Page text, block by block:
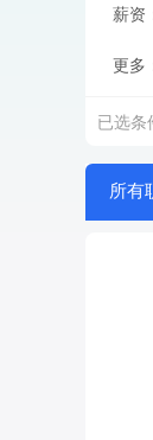
薪资
更多
已选条
所有